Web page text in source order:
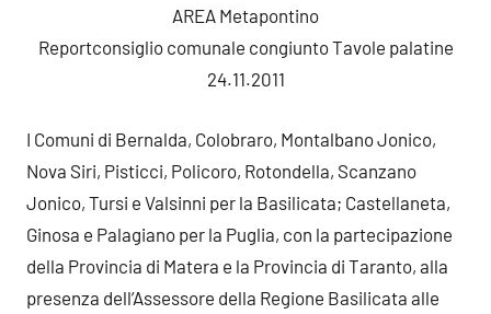
AREA Metapontino
Reportconsiglio comunale congiunto Tavole palatine
24.11.2011
I Comuni di Bernalda, Colobraro, Montalbano Jonico,
Nova Siri, Pisticci, Policoro, Rotondella, Scanzano
Jonico, Tursi e Valsinni per la Basilicata; Castellaneta,
Ginosa e Palagiano per la Puglia, con la partecipazione
della Provincia di Matera e la Provincia di Taranto, alla
presenza dell’Assessore della Regione Basilicata alle